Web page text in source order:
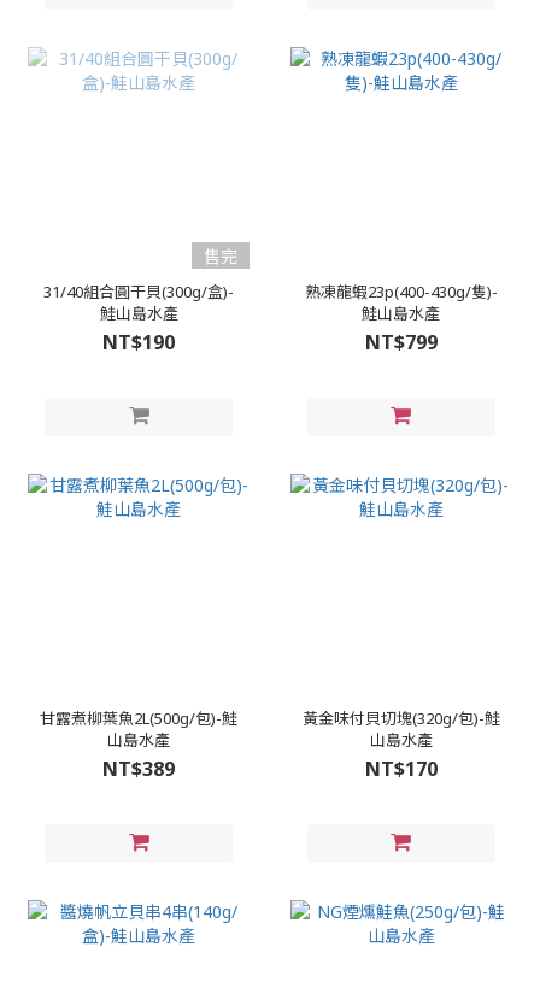
售完
31/40組合圓干貝(300g/盒)-
鮭山島水產
NT$190
熟凍龍蝦23p(400-430g/隻)-
鮭山島水產
NT$799
甘露煮柳葉魚2L(500g/包)-鮭
山島水產
NT$389
黃金味付貝切塊(320g/包)-鮭
山島水產
NT$170